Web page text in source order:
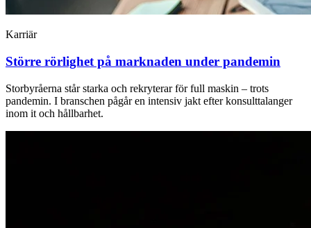
Karriär
Större rörlighet på marknaden under pandemin
Storbyråerna står starka och rekryterar för full maskin – trots
pandemin. I branschen pågår en intensiv jakt efter konsulttalanger
inom it och hållbarhet.